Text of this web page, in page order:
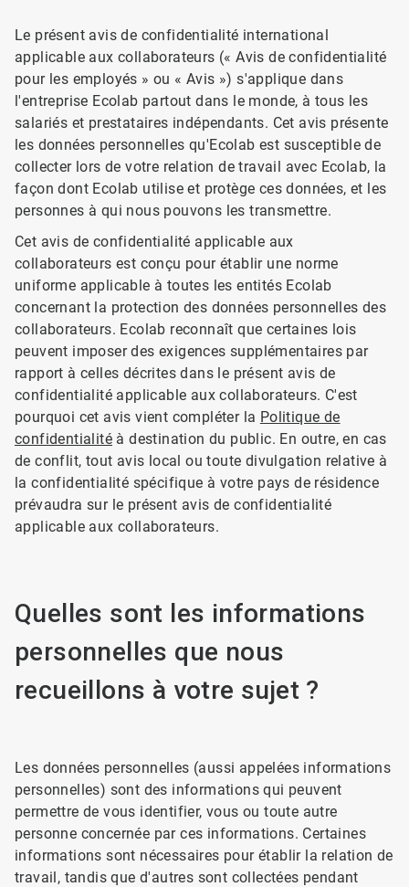
Le présent avis de confidentialité international
applicable aux collaborateurs (« Avis de confidentialité
pour les employés » ou « Avis ») s'applique dans
l'entreprise Ecolab partout dans le monde, à tous les
salariés et prestataires indépendants. Cet avis présente
les données personnelles qu'Ecolab est susceptible de
collecter lors de votre relation de travail avec Ecolab, la
façon dont Ecolab utilise et protège ces données, et les
personnes à qui nous pouvons les transmettre.
Cet avis de confidentialité applicable aux
collaborateurs est conçu pour établir une norme
uniforme applicable à toutes les entités Ecolab
concernant la protection des données personnelles des
collaborateurs. Ecolab reconnaît que certaines lois
peuvent imposer des exigences supplémentaires par
rapport à celles décrites dans le présent avis de
confidentialité applicable aux collaborateurs. C'est
pourquoi cet avis vient compléter la Politique de
confidentialité à destination du public. En outre, en cas
de conflit, tout avis local ou toute divulgation relative à
la confidentialité spécifique à votre pays de résidence
prévaudra sur le présent avis de confidentialité
applicable aux collaborateurs.
Quelles sont les informations
personnelles que nous
recueillons à votre sujet ?
Les données personnelles (aussi appelées informations
personnelles) sont des informations qui peuvent
permettre de vous identifier, vous ou toute autre
personne concernée par ces informations. Certaines
informations sont nécessaires pour établir la relation de
travail, tandis que d'autres sont collectées pendant